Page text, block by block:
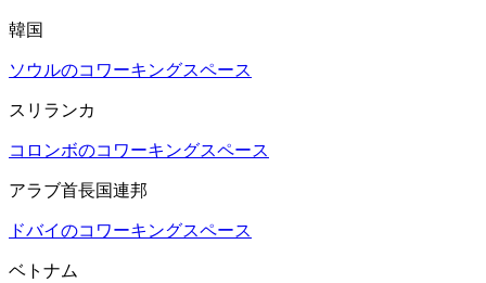
韓国
ソウルのコワーキングスペース
スリランカ
コロンボのコワーキングスペース
アラブ首長国連邦
ドバイのコワーキングスペース
ベトナム